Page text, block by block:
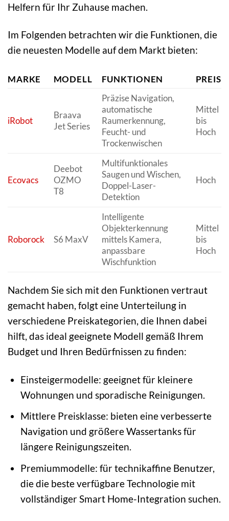
Helfern für Ihr Zuhause machen.
Im Folgenden betrachten wir die Funktionen, die
die neuesten Modelle auf dem Markt bieten:
MARKE MODELL FUNKTIONEN PREIS
iRobot
Braava
Jet Series
Präzise Navigation,
automatische
Raumerkennung,
Feucht- und
Trockenwischen
Mittel
bis
Hoch
Ecovacs
Deebot
OZMO
T8
Multifunktionales
Saugen und Wischen,
Doppel-Laser-
Detektion
Hoch
Roborock S6 MaxV
Intelligente
Objekterkennung
mittels Kamera,
anpassbare
Wischfunktion
Mittel
bis
Hoch
Nachdem Sie sich mit den Funktionen vertraut
gemacht haben, folgt eine Unterteilung in
verschiedene Preiskategorien, die Ihnen dabei
hilft, das ideal geeignete Modell gemäß Ihrem
Budget und Ihren Bedürfnissen zu finden:
Einsteigermodelle: geeignet für kleinere
Wohnungen und sporadische Reinigungen.
Mittlere Preisklasse: bieten eine verbesserte
Navigation und größere Wassertanks für
längere Reinigungszeiten.
Premiummodelle: für technikaffine Benutzer,
die die beste verfügbare Technologie mit
vollständiger Smart Home-Integration suchen.